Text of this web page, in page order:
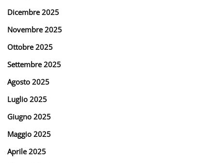
Dicembre 2025
Novembre 2025
Ottobre 2025
Settembre 2025
Agosto 2025
Luglio 2025
Giugno 2025
Maggio 2025
Aprile 2025